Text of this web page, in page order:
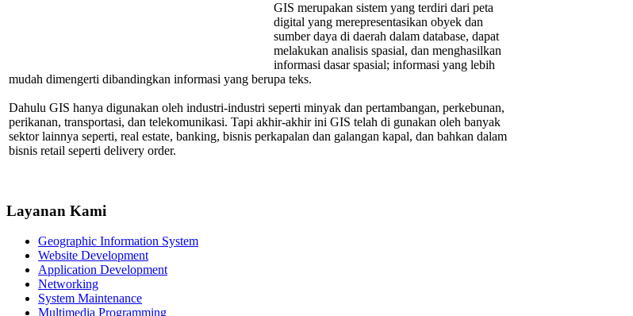
GIS merupakan sistem yang terdiri dari peta
digital yang merepresentasikan obyek dan
sumber daya di daerah dalam database, dapat
melakukan analisis spasial, dan menghasilkan
informasi dasar spasial; informasi yang lebih
mudah dimengerti dibandingkan informasi yang berupa teks.
Dahulu GIS hanya digunakan oleh industri-industri seperti minyak dan pertambangan, perkebunan,
perikanan, transportasi, dan telekomunikasi. Tapi akhir-akhir ini GIS telah di gunakan oleh banyak
sektor lainnya seperti, real estate, banking, bisnis perkapalan dan galangan kapal, dan bahkan dalam
bisnis retail seperti delivery order.
Layanan Kami
Geographic Information System
Website Development
Application Development
Networking
System Maintenance
Multimedia Programming